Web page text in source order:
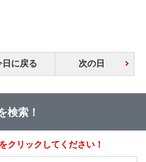
日に戻る 次の日
検索！
リックしてください！